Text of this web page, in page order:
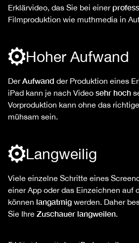
Erklärvideo, das Sie bei einer
Filmproduktion wie muthmedia in
Hoher Aufwand
DerAufwand der Produktion eines
iPad kann je nach Video sehr hoch
Vorproduktion kann ohne das
mühsam sein.
Langweilig
Viele einzelne Schritte eines
einer App oder das Einzeichnen auf
können langatmig werden. Daher
Sie Ihre Zuschauer langweilen.